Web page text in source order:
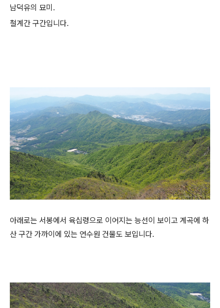
남덕유의 묘미.
철계간 구간입니다.
아래로는 서봉에서 육십령으로 이어지는 능선이 보이고 계곡에 하
산 구간 가까이에 있는 연수원 건물도 보입니다.